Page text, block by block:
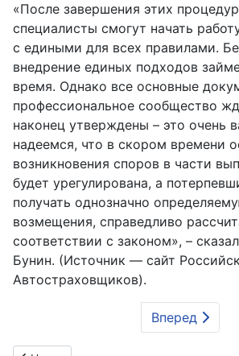
«После завершения этих
специалисты смогут начать
с едиными для всех правилами.
внедрение единых подходов
время. Однако все основные
профессиональное сообщество
наконец утверждены – это очень
надеемся, что в скором времени
возникновения споров в части
будет урегулирована, а
получать однозначно
возмещения, справедливо
соответствии с законом», –
Бунин. (Источник — сайт
Автостраховщиков).
Вперед